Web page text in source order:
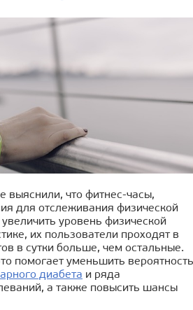
выяснили, что фитнес-часы,
для отслеживания физической
уровень физической
их пользователи проходят в
в сутки больше, чем остальные.
помогает уменьшить вероятность
диабета и ряда
а также повысить шансы